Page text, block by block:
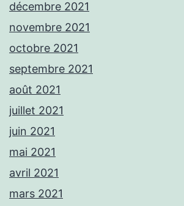
décembre 2021
novembre 2021
octobre 2021
septembre 2021
août 2021
juillet 2021
juin 2021
mai 2021
avril 2021
mars 2021